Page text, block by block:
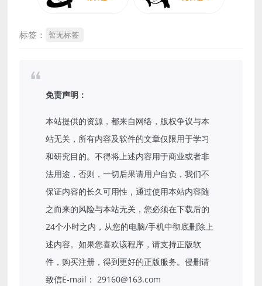
标签： 暂无标签
免责声明：
本站提供的资源，都来自网络，版权争议与本
站无关，所有内容及软件的文章仅限用于学习
和研究目的。不得将上述内容用于商业或者非
法用途，否则，一切后果请用户自负，我们不
保证内容的长久可用性，通过使用本站内容随
之而来的风险与本站无关，您必须在下载后的
24个小时之内，从您的电脑/手机中彻底删除上
述内容。如果您喜欢该程序，请支持正版软
件，购买注册，得到更好的正版服务。侵删请
致信E-mail： 29160@163.com